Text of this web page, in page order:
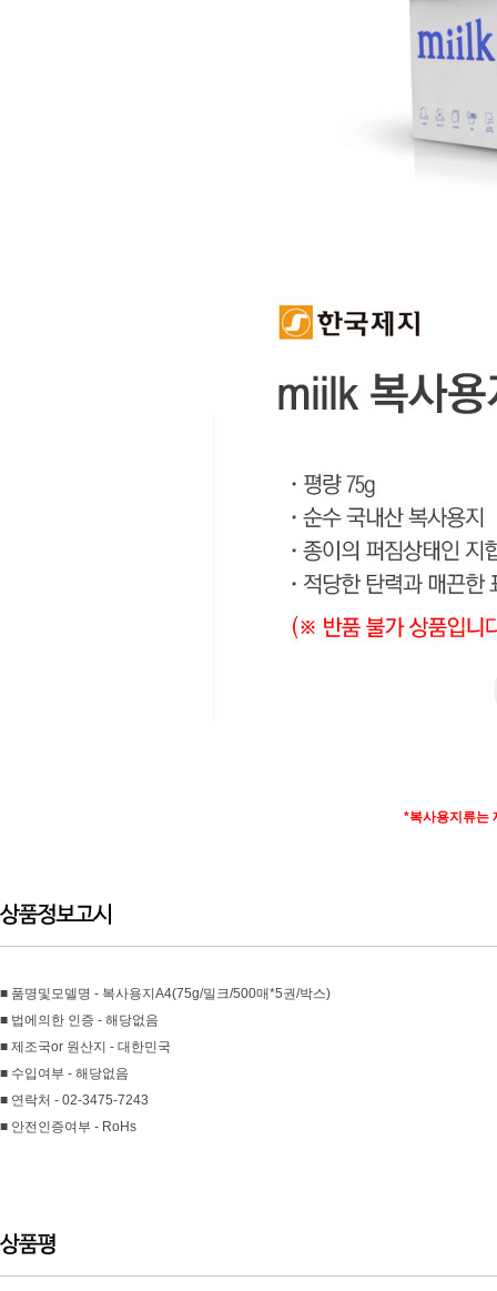
*복사용지류는
■ 품명및모델명 - 복사용지A4(75g/밀크/500매*5권/박스)
■ 법에의한 인증 - 해당없음
■ 제조국or 원산지 - 대한민국
■ 수입여부 - 해당없음
■ 연락처 - 02-3475-7243
■ 안전인증여부 - RoHs